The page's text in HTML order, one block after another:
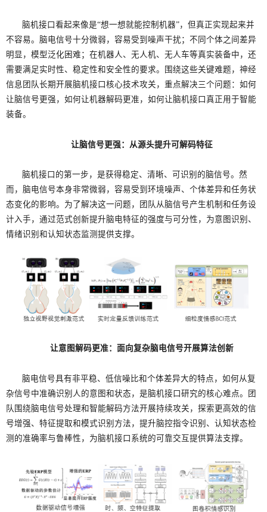
脑机接口看起来像是“想一想就能控制机器”，但真正实现起来并
不容易。脑电信号十分微弱，容易受到噪声干扰；不同个体之间差异
明显，模型泛化困难；在机器人、无人机、无人车等真实装备中，还
需要满足实时性、稳定性和安全性的要求。围绕这些关键难题，神经
信息团队长期开展脑机接口核心技术攻关，重点解决三个问题：如何
让脑信号更强，如何让机器解码更准，如何让脑机接口真正用于智能
装备。
让脑信号更强：从源头提升可解码特征
脑机接口的第一步，是获得稳定、清晰、可识别的脑信号。然
而，脑电信号本身非常微弱，容易受到环境噪声、个体差异和任务状
态变化的影响。为了解决这一问题，团队从脑信号产生机制和任务设
计入手，通过范式创新提升脑电特征的强度与可分性，为意图识别、
情绪识别和认知状态监测提供支撑。
让意图解码更准： 面向复杂脑电信号开展算法创新
脑电信号具有非平稳、低信噪比和个体差异大的特点，如何从复
杂信号中准确识别人的意图和状态，是脑机接口研究的核心难点。团
队围绕脑电信号处理和智能解码方法开展持续攻关，探索更高效的信
号增强、特征提取和模式识别方法，提升脑控指令识别、认知状态检
测的准确率与鲁棒性，为脑机接口系统的可靠交互提供算法支撑。